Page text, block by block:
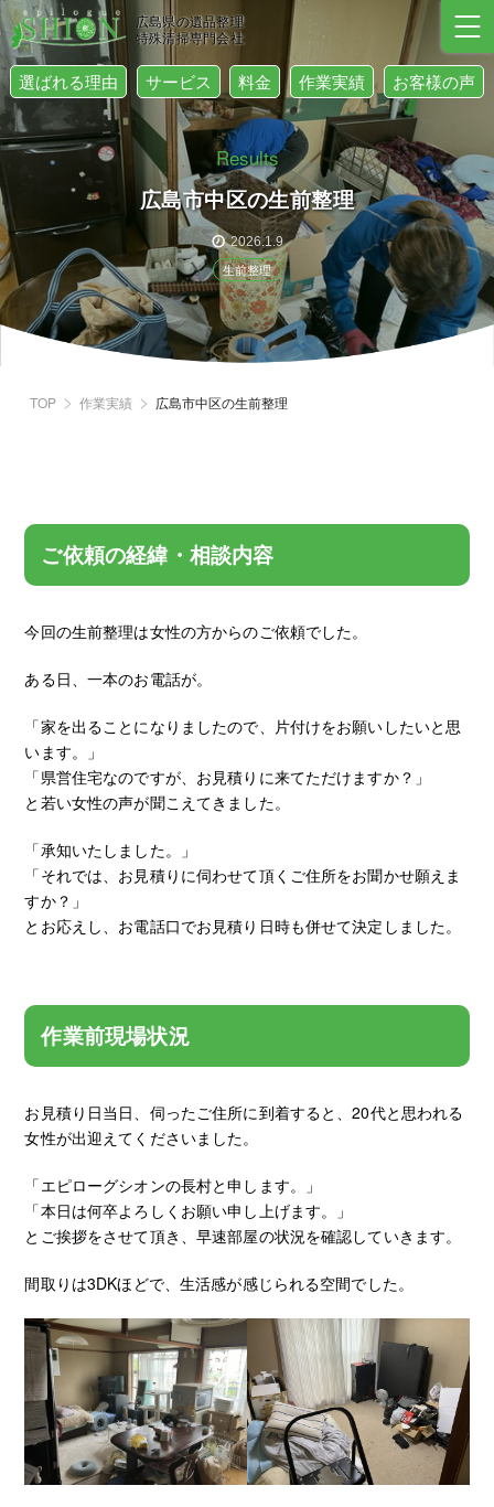
広島県の遺品整理
特殊清掃専門会社
選ばれる理由 サービス 料金 作業実績 お客様の声
Results
広島市中区の生前整理
2026.1.9
生前整理
TOP 作業実績 広島市中区の生前整理
ご依頼の経緯・相談内容
今回の生前整理は女性の方からのご依頼でした。
ある日、一本のお電話が。
「家を出ることになりましたので、片付けをお願いしたいと思
います。」
「県営住宅なのですが、お見積りに来てただけますか？」
と若い女性の声が聞こえてきました。
「承知いたしました。」
「それでは、お見積りに伺わせて頂くご住所をお聞かせ願えま
すか？」
とお応えし、お電話口でお見積り日時も併せて決定しました。
作業前現場状況
お見積り日当日、伺ったご住所に到着すると、20代と思われる
女性が出迎えてくださいました。
「エピローグシオンの長村と申します。」
「本日は何卒よろしくお願い申し上げます。」
とご挨拶をさせて頂き、早速部屋の状況を確認していきます。
間取りは3DKほどで、生活感が感じられる空間でした。